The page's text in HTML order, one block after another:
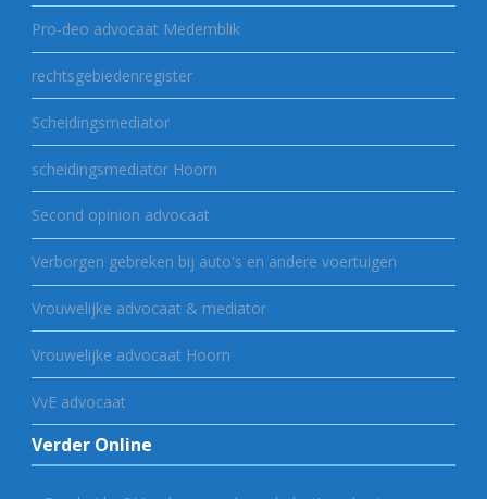
Pro-deo advocaat Medemblik
rechtsgebiedenregister
Scheidingsmediator
scheidingsmediator Hoorn
Second opinion advocaat
Verborgen gebreken bij auto's en andere voertuigen
Vrouwelijke advocaat & mediator
Vrouwelijke advocaat Hoorn
VvE advocaat
Verder Online